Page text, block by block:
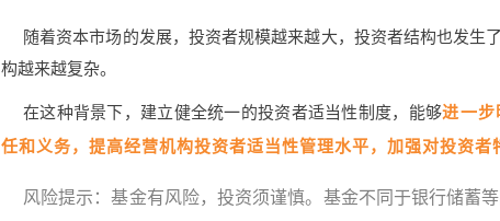
随着资本市场的发展，投资者规模越来越大，投资者结构也发生
构越来越复杂。
在这种背景下，建立健全统一的投资者适当性制度，能够进一步
任和义务，提高经营机构投资者适当性管理水平，加强对投资者
风险提示：基金有风险，投资须谨慎。基金不同于银行储蓄